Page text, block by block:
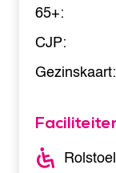
65+:
CJP:
Gezinskaart: